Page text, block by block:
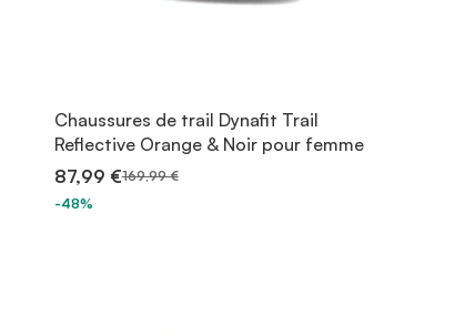
Chaussures de trail Dynafit Trail
Reflective Orange & Noir pour femme
87,99 €169,99 €
-48%